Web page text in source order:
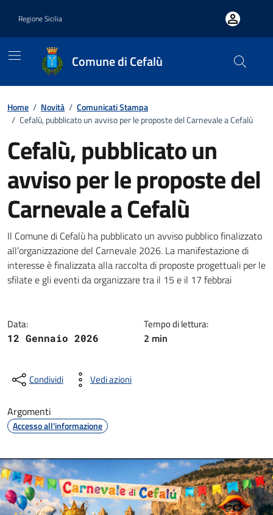
Regione Sicilia
Comune di Cefalù
Home / Novità / Comunicati Stampa
/ Cefalù, pubblicato un avviso per le proposte del Carnevale a Cefalù
Cefalù, pubblicato un
avviso per le proposte del
Carnevale a Cefalù
Dettagli della notizia
Il Comune di Cefalù ha pubblicato un avviso pubblico finalizzato
all’organizzazione del Carnevale 2026. La manifestazione di
interesse è finalizzata alla raccolta di proposte progettuali per le
sfilate e gli eventi da organizzare tra il 15 e il 17 febbrai
Data:
12 Gennaio 2026
Tempo di lettura:
2 min
Condividi Vedi azioni
Argomenti
Accesso all'informazione